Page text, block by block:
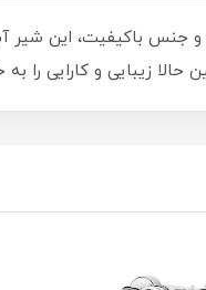
و جنس باکیفیت، این
زیبایی و کارایی را به